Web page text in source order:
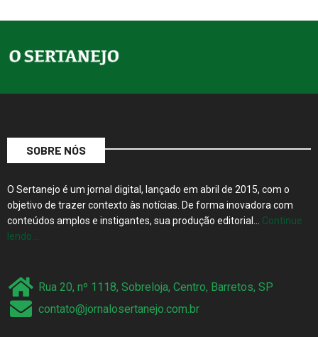
SOBRE NÓS
O Sertanejo é um jornal digital, lançado em abril de 2015, com o
objetivo de trazer contexto às notícias. De forma inovadora com
conteúdos amplos e instigantes, sua produção editorial… Continue
lendo…
Rua 20, nº 1118, Sobreloja, Centro, Barretos, SP
contato@jornalosertanejo.com.br